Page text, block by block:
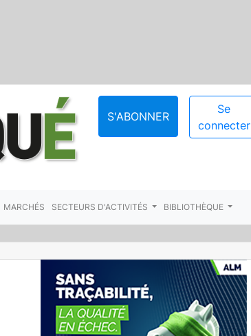
S'ABONNER
Se
connecter
MARCHÉS SECTEURS D'ACTIVITÉS BIBLIOTHÈQUE